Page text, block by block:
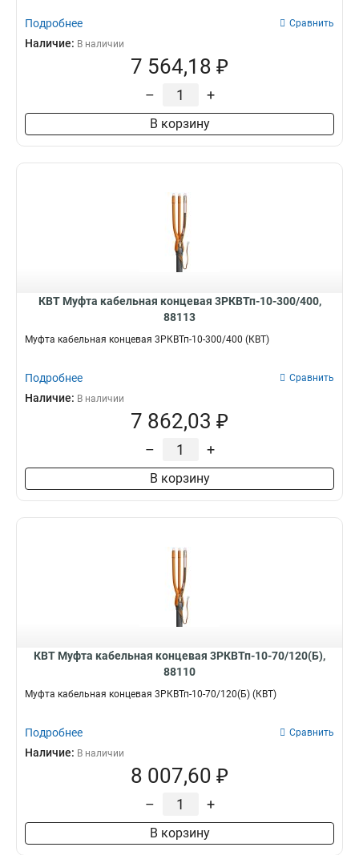
Подробнее Сравнить
Наличие: В наличии
7 564,18 ₽
– +
В корзину
КВТ Муфта кабельная концевая 3РКВТп-10-300/400,
88113
Муфта кабельная концевая 3РКВТп-10-300/400 (КВТ)
Подробнее Сравнить
Наличие: В наличии
7 862,03 ₽
– +
В корзину
КВТ Муфта кабельная концевая 3РКВТп-10-70/120(Б),
88110
Муфта кабельная концевая 3РКВТп-10-70/120(Б) (КВТ)
Подробнее Сравнить
Наличие: В наличии
8 007,60 ₽
– +
В корзину